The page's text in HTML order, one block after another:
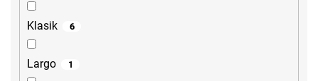
Klasik 6
Largo 1